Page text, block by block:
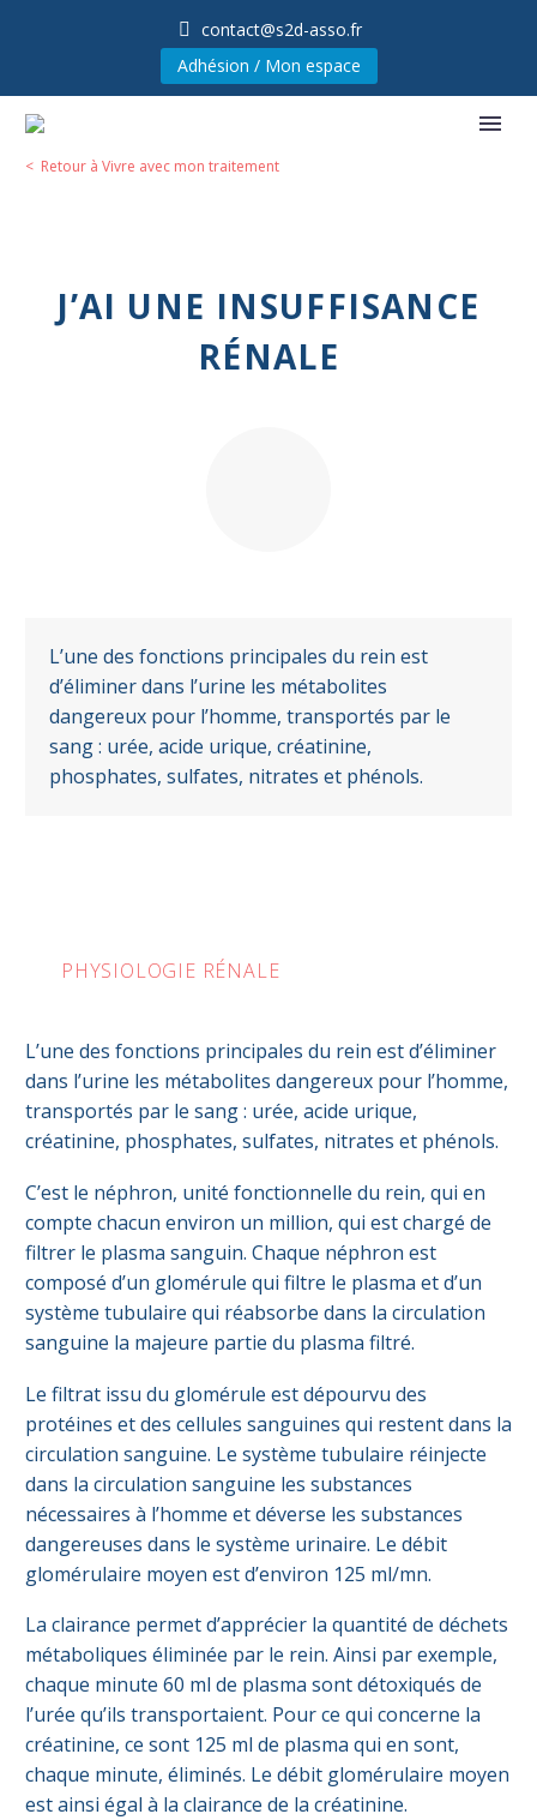
contact@s2d-asso.fr
Adhésion / Mon espace
< Retour à Vivre avec mon traitement
J’AI UNE INSUFFISANCE
RÉNALE
L’une des fonctions principales du rein est
d’éliminer dans l’urine les métabolites
dangereux pour l’homme, transportés par le
sang : urée, acide urique, créatinine,
phosphates, sulfates, nitrates et phénols.
PHYSIOLOGIE RÉNALE
L’une des fonctions principales du rein est d’éliminer
dans l’urine les métabolites dangereux pour l’homme,
transportés par le sang : urée, acide urique,
créatinine, phosphates, sulfates, nitrates et phénols.
C’est le néphron, unité fonctionnelle du rein, qui en
compte chacun environ un million, qui est chargé de
filtrer le plasma sanguin. Chaque néphron est
composé d’un glomérule qui filtre le plasma et d’un
système tubulaire qui réabsorbe dans la circulation
sanguine la majeure partie du plasma filtré.
Le filtrat issu du glomérule est dépourvu des
protéines et des cellules sanguines qui restent dans la
circulation sanguine. Le système tubulaire réinjecte
dans la circulation sanguine les substances
nécessaires à l’homme et déverse les substances
dangereuses dans le système urinaire. Le débit
glomérulaire moyen est d’environ 125 ml/mn.
La clairance permet d’apprécier la quantité de déchets
métaboliques éliminée par le rein. Ainsi par exemple,
chaque minute 60 ml de plasma sont détoxiqués de
l’urée qu’ils transportaient. Pour ce qui concerne la
créatinine, ce sont 125 ml de plasma qui en sont,
chaque minute, éliminés. Le débit glomérulaire moyen
est ainsi égal à la clairance de la créatinine.